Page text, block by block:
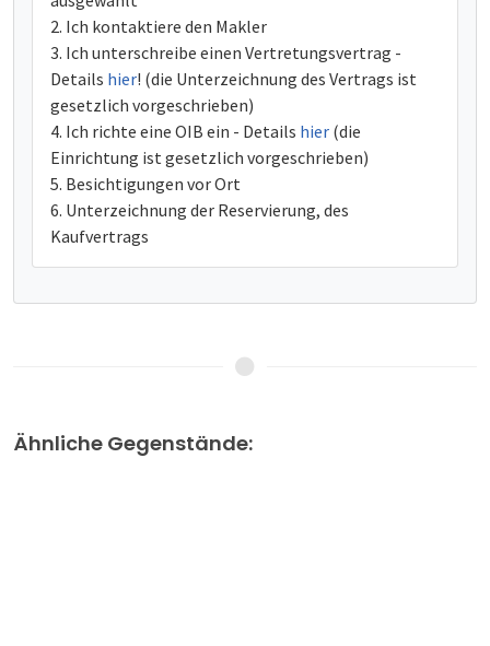
Ich kontaktiere den Makler
Ich unterschreibe einen Vertretungsvertrag -
Details hier! (die Unterzeichnung des Vertrags ist
gesetzlich vorgeschrieben)
Ich richte eine OIB ein - Details hier (die
Einrichtung ist gesetzlich vorgeschrieben)
Besichtigungen vor Ort
Unterzeichnung der Reservierung, des
Kaufvertrags
Ähnliche Gegenstände: